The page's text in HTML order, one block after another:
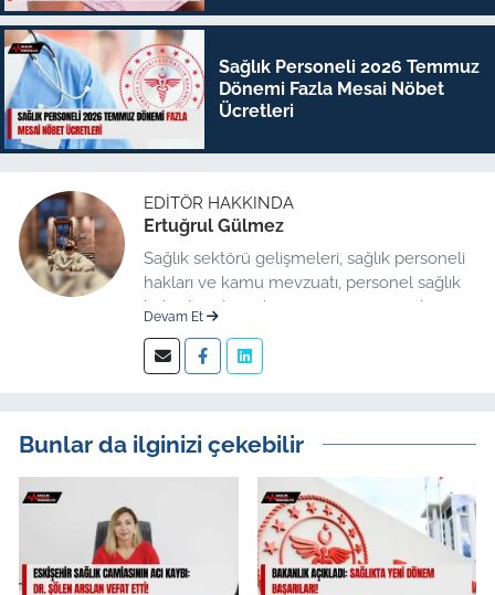
Sağlık Personeli 2026 Temmuz
Dönemi Fazla Mesai Nöbet
Ücretleri
EDITÖR HAKKINDA
Ertuğrul Gülmez
Sağlık sektörü gelişmeleri, sağlık personeli
hakları ve kamu mevzuatı, personel sağlık
haberleri düzenleme üzerine uzmanlaşmış
Devam Et
Bunlar da ilginizi çekebilir